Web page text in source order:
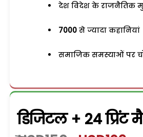
देश विदेश के राजनैतिक
7000 से ज्यादा कहानियां
समाजिक समस्याओं पर
डिजिटल + 24 प्रिंट